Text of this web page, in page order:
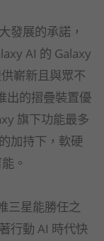
發展的承諾，
AI 的 Galaxy
嶄新且與眾不
出的摺疊裝置優
旗下功能最多
加持下，軟硬
。
三星能勝任之
行動 AI 時代快